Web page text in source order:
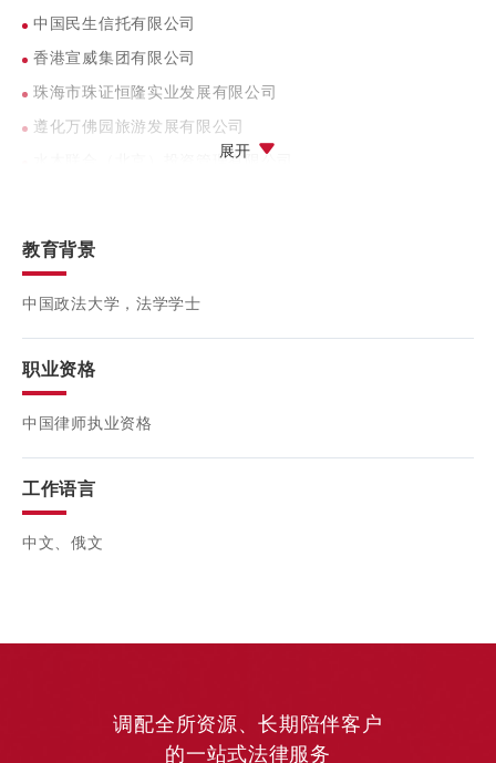
中国民生信托有限公司
香港宣威集团有限公司
珠海市珠证恒隆实业发展有限公司
遵化万佛园旅游发展有限公司
水木联合（北京）投资管理有限公司
展开
教育背景
中国政法大学，法学学士
职业资格
中国律师执业资格
工作语言
中文、俄文
调配全所资源、长期陪伴客户
的一站式法律服务